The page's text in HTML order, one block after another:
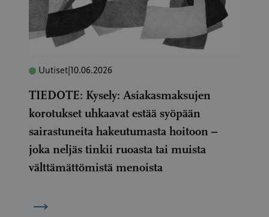
Uutiset 10.06.2026
TIEDOTE: Kysely: Asiakasmaksujen
korotukset uhkaavat estää syöpään
sairastuneita hakeutumasta hoitoon –
joka neljäs tinkii ruoasta tai muista
välttämättömistä menoista
→